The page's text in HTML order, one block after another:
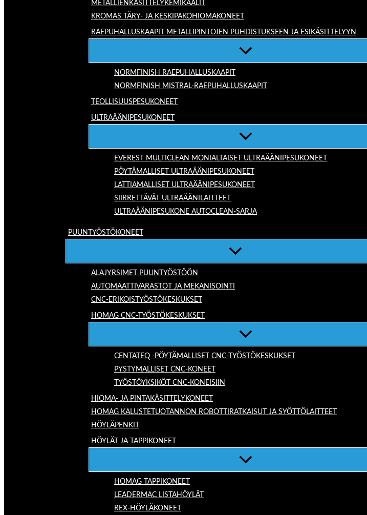
METALLIENKÄSITTELYKEMIKAALIT
KROMAS TÄRY- JA KESKIPAKOHIOMAKONEET
RAEPUHALLUSKAAPIT METALLIPINTOJEN PUHDISTUKSEEN JA ESIKÄSITTELYYN
NORMFINISH RAEPUHALLUSKAAPIT
NORMFINISH MISTRAL-RAEPUHALLUSKAAPIT
TEOLLISUUSPESUKONEET
ULTRAÄÄNIPESUKONEET
EVEREST MULTICLEAN MONIALTAISET ULTRAÄÄNIPESUKONEET
PÖYTÄMALLISET ULTRAÄÄNIPESUKONEET
LATTIAMALLISET ULTRAÄÄNIPESUKONEET
SIIRRETTÄVÄT ULTRAÄÄNILAITTEET
ULTRAÄÄNIPESUKONE AUTOCLEAN-SARJA
PUUNTYÖSTÖKONEET
ALAJYRSIMET PUUNTYÖSTÖÖN
AUTOMAATTIVARASTOT JA MEKANISOINTI
CNC-ERIKOISTYÖSTÖKESKUKSET
HOMAG CNC-TYÖSTÖKESKUKSET
CENTATEQ -PÖYTÄMALLISET CNC-TYÖSTÖKESKUKSET
PYSTYMALLISET CNC-KONEET
TYÖSTÖYKSIKÖT CNC-KONEISIIN
HIOMA- JA PINTAKÄSITTELYKONEET
HOMAG KALUSTETUOTANNON ROBOTTIRATKAISUT JA SYÖTTÖLAITTEET
HÖYLÄPENKIT
HÖYLÄT JA TAPPIKONEET
HOMAG TAPPIKONEET
LEADERMAC LISTAHÖYLÄT
REX-HÖYLÄKONEET